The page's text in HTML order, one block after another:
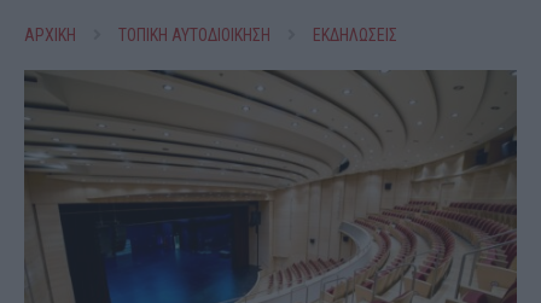
ΑΡΧΙΚΗ ΤΟΠΙΚΗ ΑΥΤΟΔΙΟΙΚΗΣΗ ΕΚΔΗΛΩΣΕΙΣ